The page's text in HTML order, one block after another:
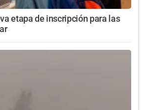
etapa de inscripción para las